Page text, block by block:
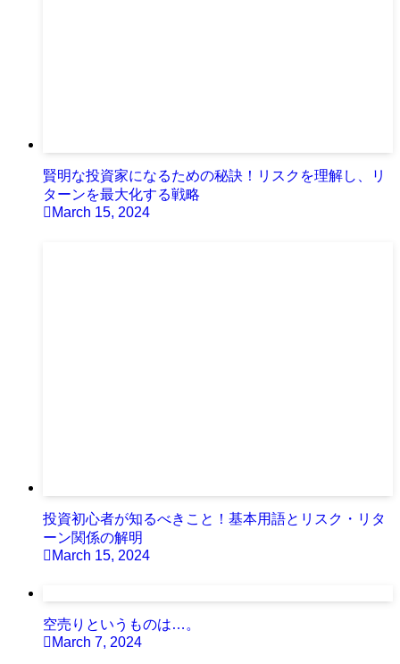
賢明な投資家になるための秘訣！リスクを理解し、リ
ターンを最大化する戦略
March 15, 2024
投資初心者が知るべきこと！基本用語とリスク・リタ
ーン関係の解明
March 15, 2024
空売りというものは…。
March 7, 2024